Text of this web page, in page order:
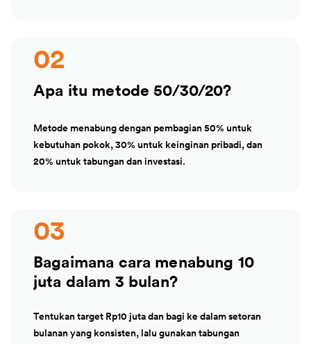
02
Apa itu metode 50/30/20?
Metode menabung dengan pembagian 50% untuk
kebutuhan pokok, 30% untuk keinginan pribadi, dan
20% untuk tabungan dan investasi.
03
Bagaimana cara menabung 10
juta dalam 3 bulan?
Tentukan target Rp10 juta dan bagi ke dalam setoran
bulanan yang konsisten, lalu gunakan tabungan